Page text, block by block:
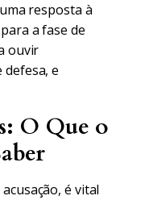
resposta à
a fase de
ouvir
defesa, e
O Que o
é vital